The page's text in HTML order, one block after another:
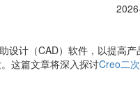
设计（CAD）软件，以提高
这篇文章将深入探讨Creo二